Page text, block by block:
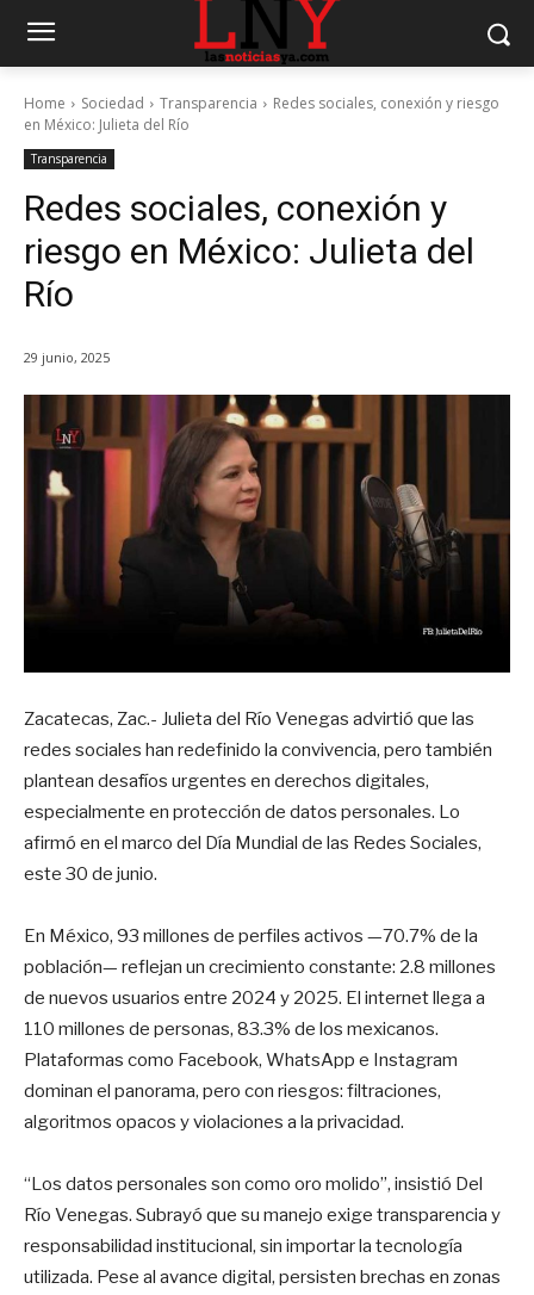
Home Sociedad Transparencia
Redes sociales, conexión y riesgo
en México: Julieta del Río
Transparencia
Redes sociales, conexión y
riesgo en México: Julieta del
Río
29 junio, 2025
Zacatecas, Zac.- Julieta del Río Venegas advirtió que las
redes sociales han redefinido la convivencia, pero también
plantean desafíos urgentes en derechos digitales,
especialmente en protección de datos personales. Lo
afirmó en el marco del Día Mundial de las Redes Sociales,
este 30 de junio.
En México, 93 millones de perfiles activos —70.7% de la
población— reflejan un crecimiento constante: 2.8 millones
de nuevos usuarios entre 2024 y 2025. El internet llega a
110 millones de personas, 83.3% de los mexicanos.
Plataformas como Facebook, WhatsApp e Instagram
dominan el panorama, pero con riesgos: filtraciones,
algoritmos opacos y violaciones a la privacidad.
“Los datos personales son como oro molido”, insistió Del
Río Venegas. Subrayó que su manejo exige transparencia y
responsabilidad institucional, sin importar la tecnología
utilizada. Pese al avance digital, persisten brechas en zonas